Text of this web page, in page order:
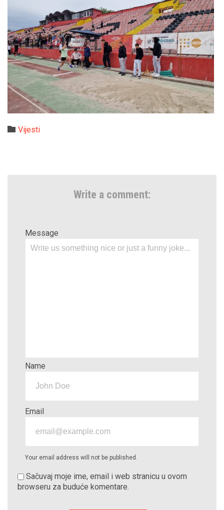
 Category
Vijesti
Write a comment:
Message
Name
Email
Your email address will not be published.
Sačuvaj moje ime, email i web stranicu u ovom
browseru za buduće komentare.